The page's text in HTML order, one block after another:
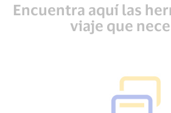
Encuentra aquí las
viaje que